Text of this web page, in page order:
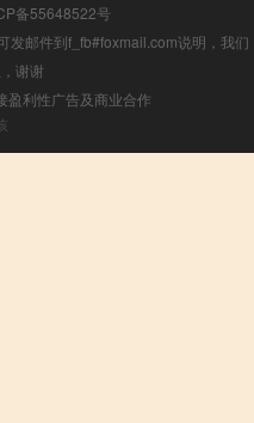
备55648522号
发邮件到f_fb#foxmail.com说明，我们
谢谢
盈利性广告及商业合作